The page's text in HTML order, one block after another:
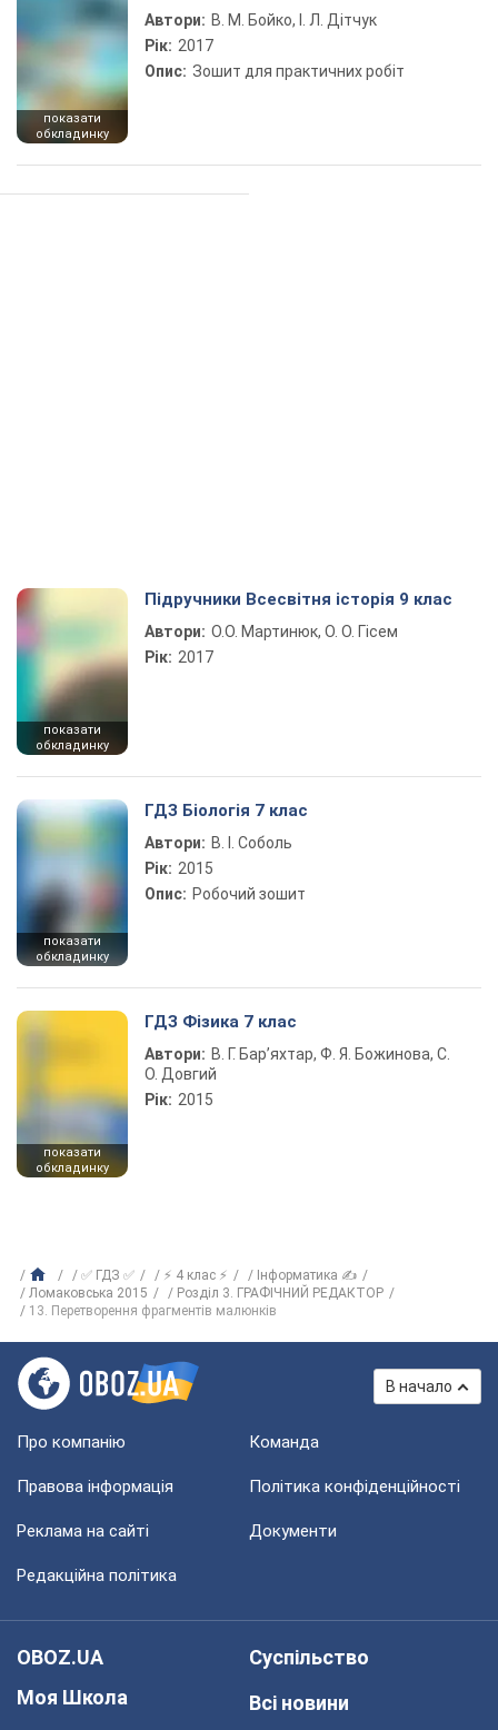
показати
обкладинку
Автори: В. М. Бойко, І. Л. Дітчук
Рік: 2017
Опис: Зошит для практичних робіт
показати
обкладинку
Підручники Всесвітня історія 9 клас
Автори: О.О. Мартинюк, О. О. Гісем
Рік: 2017
показати
обкладинку
ГДЗ Біологія 7 клас
Автори: В. І. Соболь
Рік: 2015
Опис: Робочий зошит
показати
обкладинку
ГДЗ Фізика 7 клас
Автори: В. Г. Бар’яхтар, Ф. Я. Божинова, С.
О. Довгий
Рік: 2015
✅ ГДЗ ✅ ⚡ 4 клас ⚡
Інформатика ✍
Ломаковська 2015
Розділ 3. ГРАФІЧНИЙ РЕДАКТОР
13. Перетворення фрагментів малюнків
В начало
Про компанію Команда
Правова інформація Політика конфіденційності
Реклама на сайті Документи
Редакційна політика
OBOZ.UA
Моя Школа
Суспільство
Всі новини